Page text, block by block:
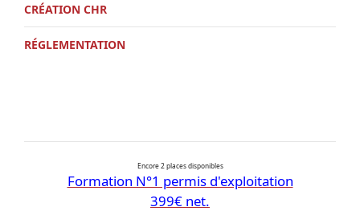
CRÉATION CHR
RÉGLEMENTATION
Encore 2 places disponibles
Formation N°1 permis d'exploitation
399€ net.